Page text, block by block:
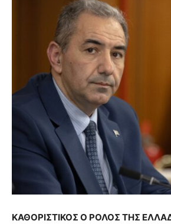
ΚΑΘΟΡΙΣΤΙΚΟΣ Ο ΡΟΛΟΣ ΤΗΣ